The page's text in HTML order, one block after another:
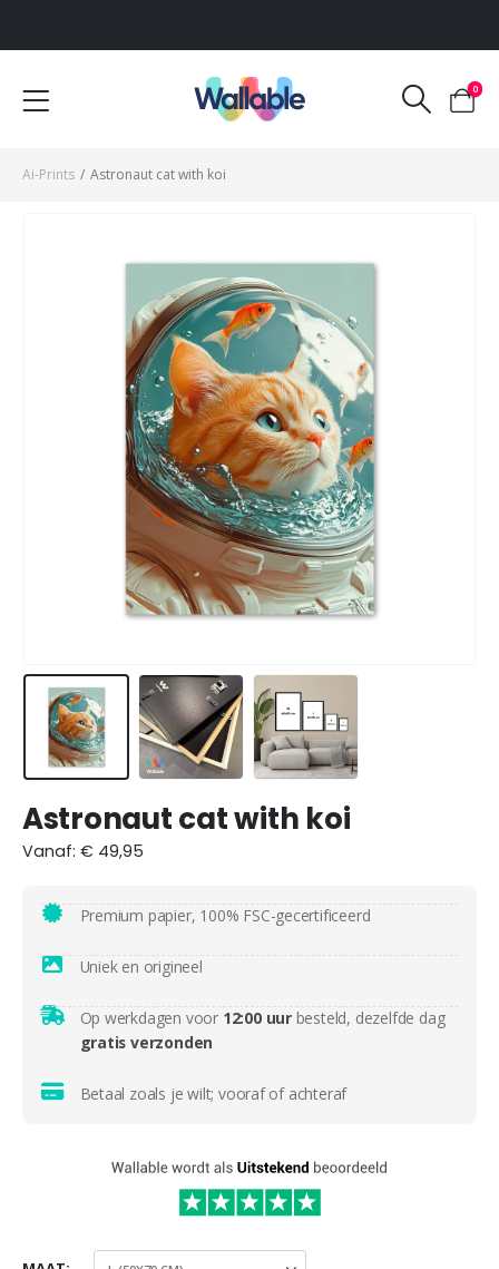
Voor 12:00 uur besteld, dezelfde werkdag verzonden
0
Ai-Prints / Astronaut cat with koi
Astronaut cat with koi
Vanaf: € 49,95
Premium papier, 100% FSC-gecertificeerd
Uniek en origineel
Op werkdagen voor 12:00 uurbesteld, dezelfde dag
gratis verzonden
Betaal zoals je wilt; vooraf of achteraf